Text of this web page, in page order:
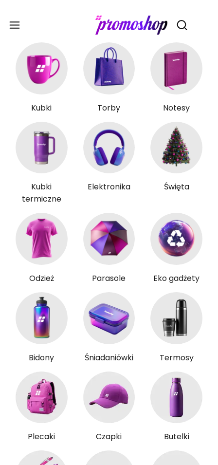
Otwórz
Kubki Torby Notesy
Kubki
termiczne
Elektronika Święta
Odzież Parasole Eko gadżety
Bidony Śniadaniówki Termosy
Plecaki Czapki Butelki